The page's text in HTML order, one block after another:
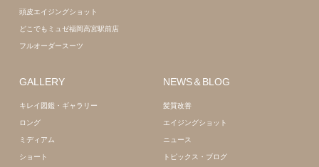
頭皮エイジングショット
どこでもミュゼ福岡高宮駅前店
フルオーダースーツ
GALLERY
キレイ図鑑・ギャラリー
ロング
ミディアム
ショート
NEWS＆BLOG
髪質改善
エイジングショット
ニュース
トピックス・ブログ